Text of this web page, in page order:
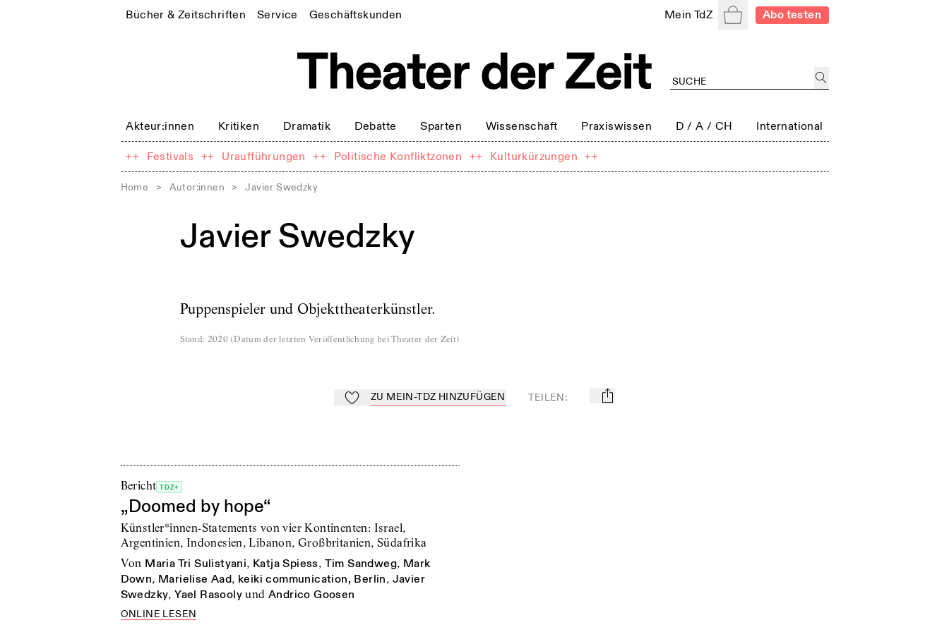
Bücher & Zeitschriften Service Geschäftskunden Mein TdZ WarenkorbAbo testen
Akteur:innen Kritiken Dramatik Debatte Sparten Wissenschaft Praxiswissen D / A / CH International
++ Festivals ++ Uraufführungen ++ Politische Konfliktzonen ++ Kulturkürzungen ++
Home > Autor:innen > Javier Swedzky
Javier Swedzky
Puppenspieler und Objekttheaterkünstler.
Stand: 2020 (Datum der letzten Veröffentlichung bei Theater der Zeit)
Zu Mein-TdZ hinzufügen
ZU MEIN-TDZ HINZUFÜGEN TEILEN: mail
Bericht TDZ+
„Doomed by hope“
Künstler*innen-Statements von vier Kontinenten: Israel,
Argentinien, Indonesien, Libanon, Großbritanien, Südafrika
von Maria Tri Sulistyani, Katja Spiess, Tim Sandweg, Mark
Down, Marielise Aad, keiki communication, Berlin, Javier
Swedzky,Yael Rasooly und Andrico Goosen
ONLINE LESEN